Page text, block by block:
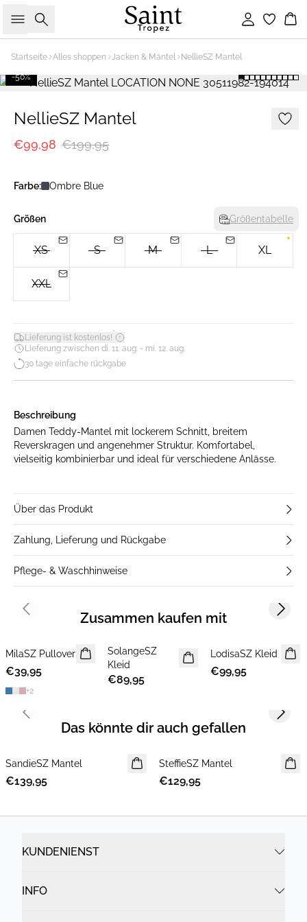
Suche Einloggen
Startseite Alles shoppen Jacken & Mäntel NellieSZ Mantel
-50%
NellieSZ Mantel
€99,98 €199,95
Farbe: Ombre Blue
Größen Größentabelle
XS S M L XL
XXL
Lieferung ist kostenlos!*
Lieferung zwischen di. 11. aug. - mi. 12. aug.
30 tage einfache rückgabe
Beschreibung
Damen Teddy-Mantel mit lockerem Schnitt, breitem
Reverskragen und angenehmer Struktur. Komfortabel,
vielseitig kombinierbar und ideal für verschiedene Anlässe.
Über das Produkt
Zahlung, Lieferung und Rückgabe
Pflege- & Waschhinweise
Zusammen kaufen mit
NEUHEIT
2 FOR €65
MilaSZ Pullover
€39,95
+2
NEUHEIT
SolangeSZ
Kleid
€89,95
NEUHEIT
LodisaSZ Kleid
€99,95
Previous slide Next
Das könnte dir auch gefallen
NEUHEIT
SandieSZ Mantel
€139,95
NEUHEIT
SteffieSZ Mantel
€129,95
Previous slide Next
KUNDENIENST
INFO